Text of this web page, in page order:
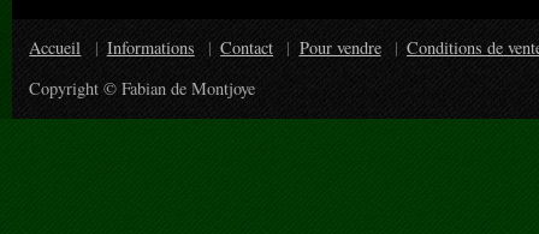
Accueil Informations Contact Pour vendre
Conditions de
Copyright © Fabian de Montjoye